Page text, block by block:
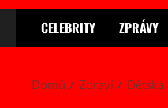
CELEBRITY ZPRÁVY
Domů Zdraví